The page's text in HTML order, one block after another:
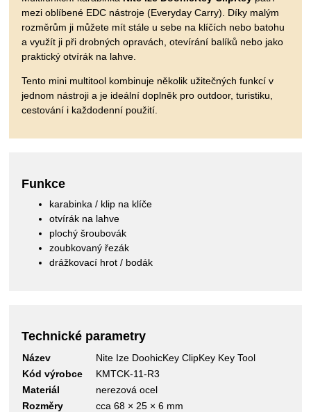
mezi oblíbené EDC nástroje (Everyday Carry). Díky malým
rozměrům ji můžete mít stále u sebe na klíčích nebo batohu
a využít ji při drobných opravách, otevírání balíků nebo jako
praktický otvírák na lahve.
Tento mini multitool kombinuje několik užitečných funkcí v
jednom nástroji a je ideální doplněk pro outdoor, turistiku,
cestování i každodenní použití.
Funkce
karabinka / klip na klíče
otvírák na lahve
plochý šroubovák
zoubkovaný řezák
drážkovací hrot / bodák
Technické parametry
Název
Nite Ize DoohicKey ClipKey Key Tool
Kód výrobce
KMTCK-11-R3
Materiál
nerezová ocel
Rozměry
cca 68 × 25 × 6 mm